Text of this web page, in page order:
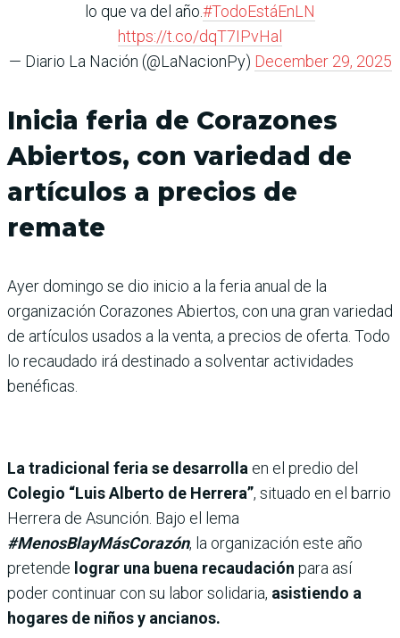
lo que va del año.#TodoEstáEnLN
https://t.co/dqT7IPvHal
— Diario La Nación (@LaNacionPy) December 29, 2025
Inicia feria de Corazones
Abiertos, con variedad de
artículos a precios de
remate
Ayer domingo se dio inicio a la feria anual de la
organización Corazones Abiertos, con una gran variedad
de artículos usados a la venta, a precios de oferta. Todo
lo recaudado irá destinado a solventar actividades
benéficas.
La tradicional feria se desarrolla en el predio del
Colegio “Luis Alberto de Herrera”, situado en el barrio
Herrera de Asunción. Bajo el lema
#MenosBlayMásCorazón, la organización este año
pretende lograr una buena recaudación para así
poder continuar con su labor solidaria, asistiendo a
hogares de niños y ancianos.